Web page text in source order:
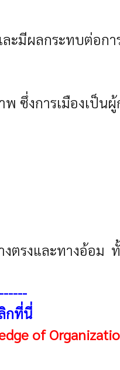
มีผลกระทบต่อกา
พ ซึ่งการเมืองเป็
ตรงและทางอ้อม
กที่นี่
of